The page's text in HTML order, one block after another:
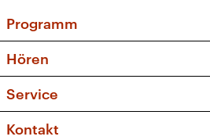
Programm
Sendungen und Podcasts
Musikliste
Kakadu – Das
Hören
Frequenzen (UKW + DAB+)
Service
FAQ
Kontakt